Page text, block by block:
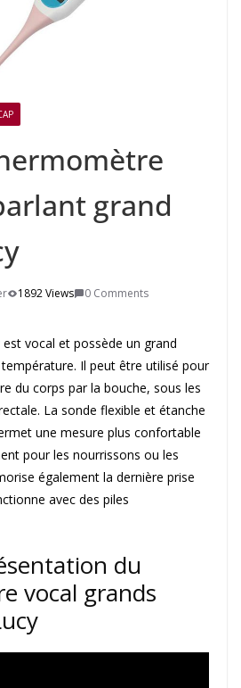
grand
1892 Views
0 Comments
est vocal et possède un grand
Il peut être utilisé pour
du corps par la bouche, sous les
La sonde flexible et étanche
une mesure plus confortable
pour les nourrissons ou les
également la dernière prise
avec des piles
du
vocal grands